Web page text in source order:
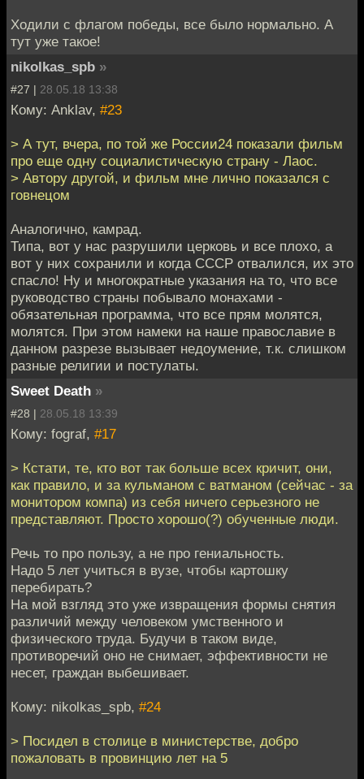
Ходили с флагом победы, все было нормально. А
тут уже такое!
nikolkas_spb »
#27 | 28.05.18 13:38
Кому: Anklav, #23
> А тут, вчера, по той же России24 показали фильм
про еще одну социалистическую страну - Лаос.
> Автору другой, и фильм мне лично показался с
говнецом
Аналогично, камрад.
Типа, вот у нас разрушили церковь и все плохо, а
вот у них сохранили и когда СССР отвалился, их это
спасло! Ну и многократные указания на то, что все
руководство страны побывало монахами -
обязательная программа, что все прям молятся,
молятся. При этом намеки на наше православие в
данном разрезе вызывает недоумение, т.к. слишком
разные религии и постулаты.
Sweet Death »
#28 | 28.05.18 13:39
Кому: fograf, #17
> Кстати, те, кто вот так больше всех кричит, они,
как правило, и за кульманом с ватманом (сейчас - за
монитором компа) из себя ничего серьезного не
представляют. Просто хорошо(?) обученные люди.
Речь то про пользу, а не про гениальность.
Надо 5 лет учиться в вузе, чтобы картошку
перебирать?
На мой взгляд это уже извращения формы снятия
различий между человеком умственного и
физического труда. Будучи в таком виде,
противоречий оно не снимает, эффективности не
несет, граждан выбешивает.
Кому: nikolkas_spb, #24
> Посидел в столице в министерстве, добро
пожаловать в провинцию лет на 5